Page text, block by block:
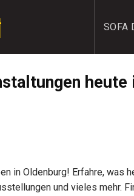
SOFA
in Oldenburg! Erfahre,
und vieles mehr.